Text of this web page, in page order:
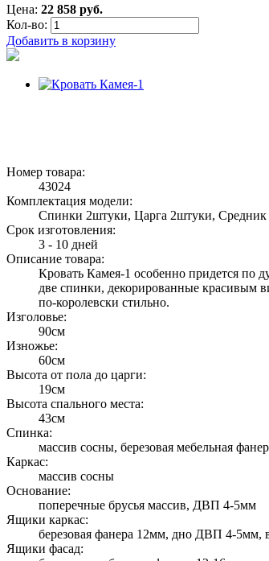
Цена: 22 858 руб.
Кол-во:
Добавить в корзину
Номер товара:
43024
Комплектация модели:
Спинки 2штуки, Царга 2штуки, Средник
Срок изготовления:
3 - 10 дней
Описание товара:
Кровать Камея-1 особенно придется по
две спинки, декорированные красивым
по-королевски стильно.
Изголовье:
90см
Изножье:
60см
Высота от пола до царги:
19см
Высота спального места:
43см
Спинка:
массив сосны, березовая мебельная
Каркас:
массив сосны
Основание:
поперечные брусья массив, ДВП 4-5мм
Ящики каркас:
березовая фанера 12мм, дно ДВП 4-5мм,
Ящики фасад: